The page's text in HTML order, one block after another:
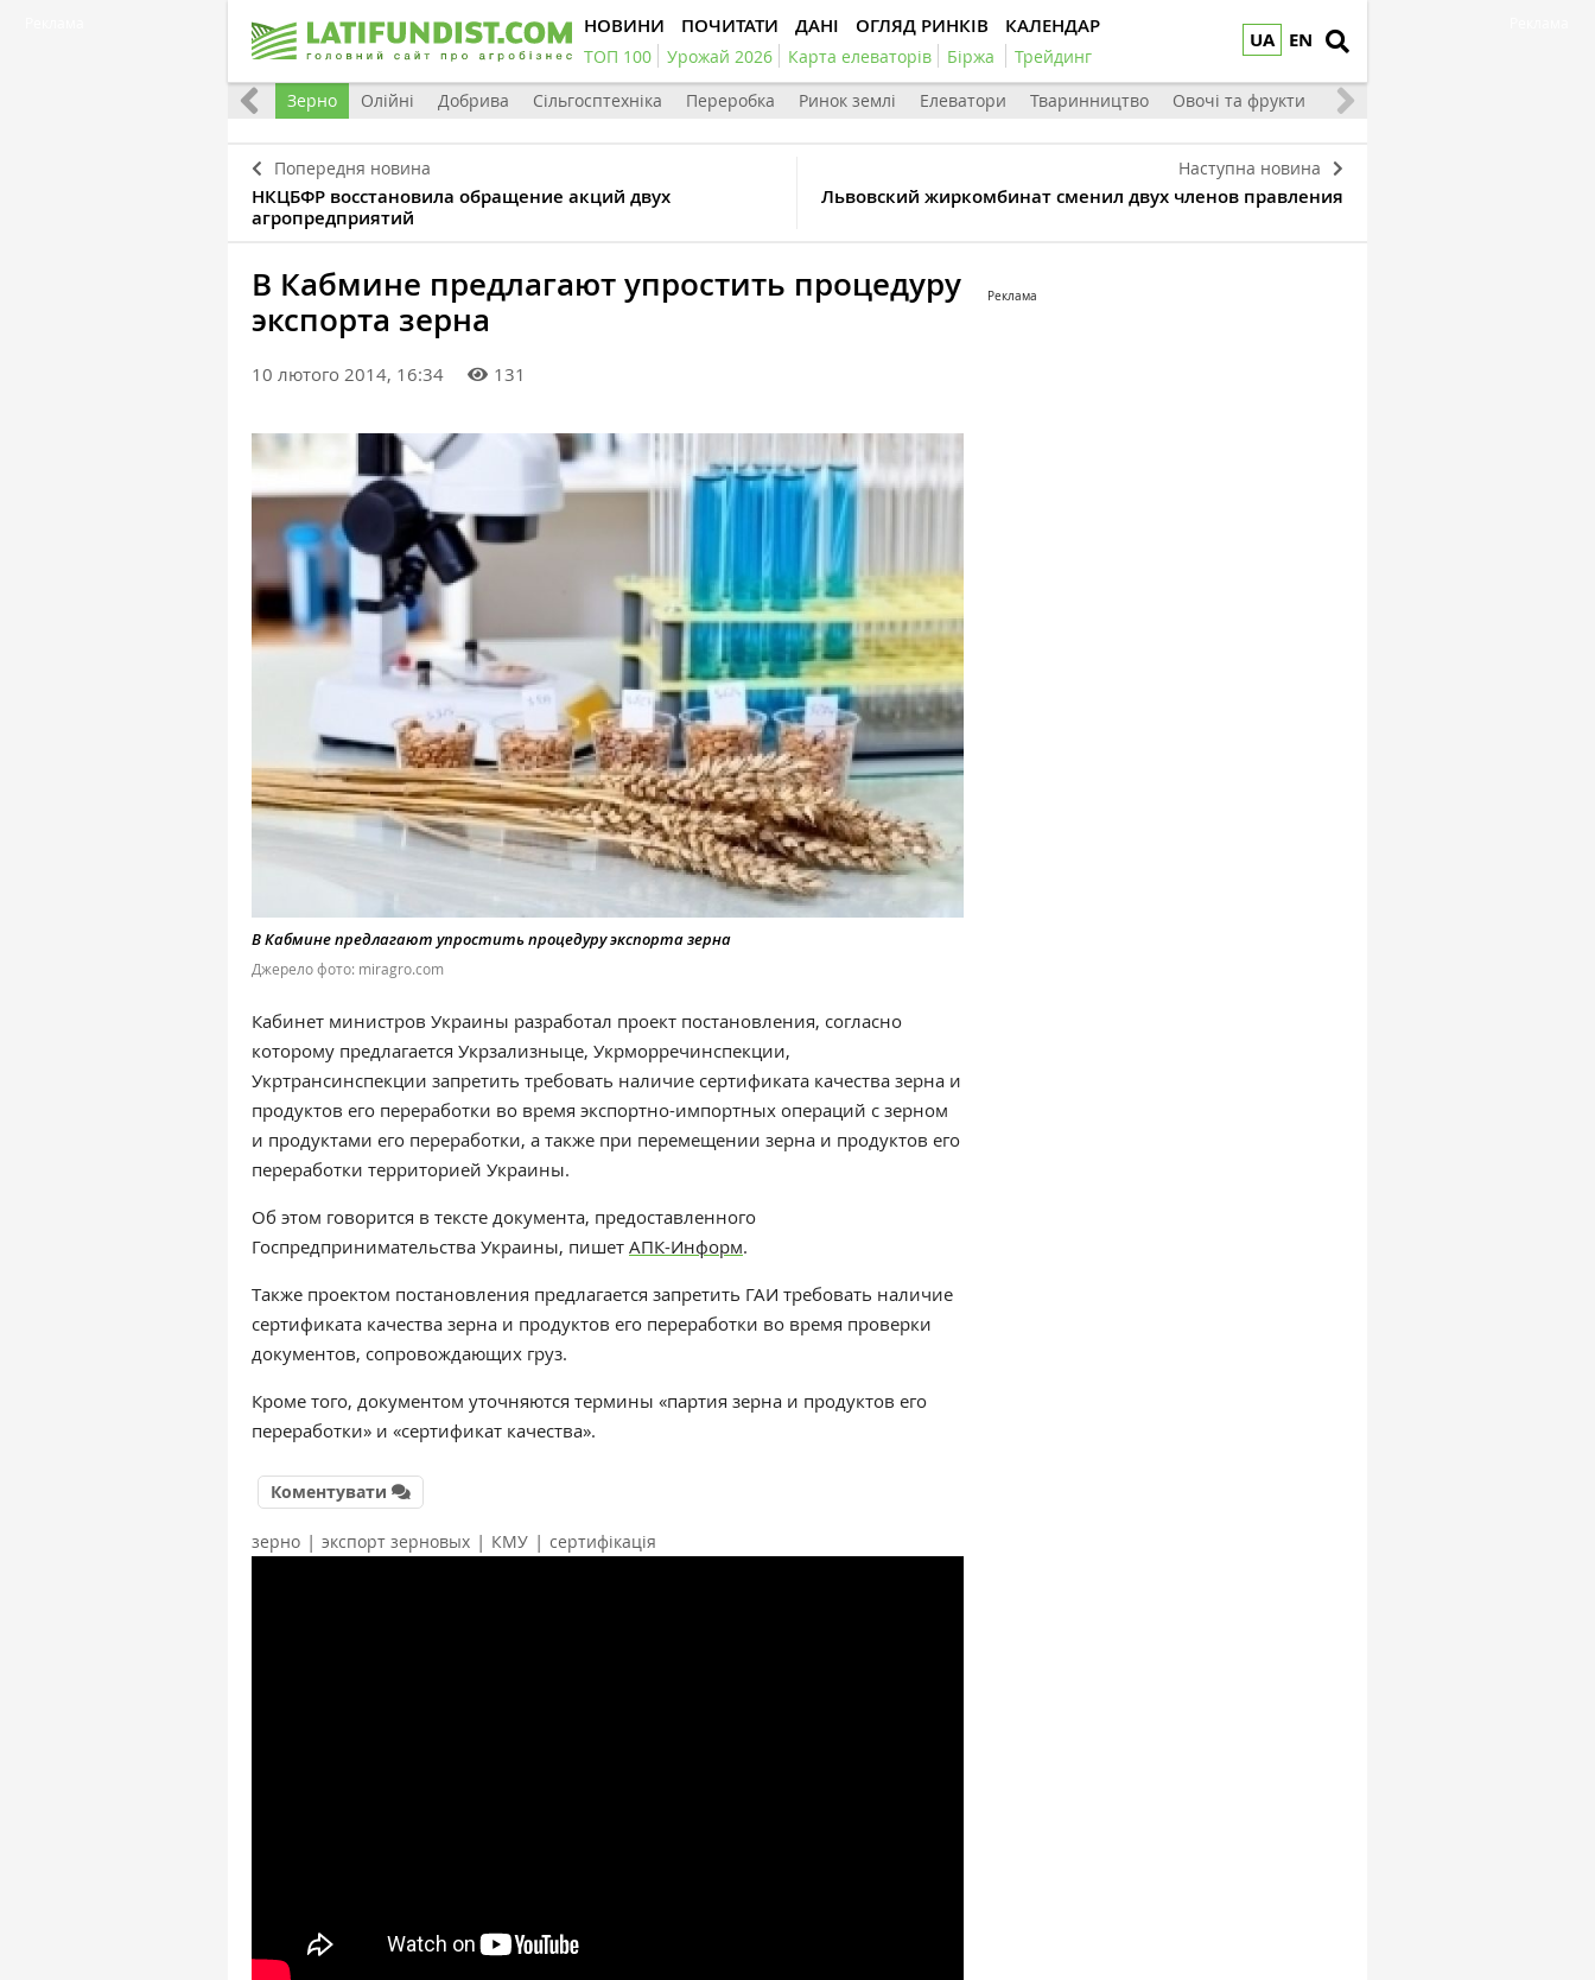
UA EN
НОВИНИ ПОЧИТАТИ ДАНІ ОГЛЯД РИНКІВ КАЛЕНДАР
ТОП 100 Урожай 2026 Карта елеваторів Біржа Трейдинг
Світ Зерно Олійні Добрива Сільгосптехніка Переробка Ринок землі Елеватори Тваринництво Овочі та фрукти
Попередня новина
НКЦБФР восстановила обращение акций двух
агропредприятий
Наступна новина
Львовский жиркомбинат сменил двух членов правления
В Кабмине предлагают упростить процедуру
экспорта зерна
10 лютого 2014, 16:34 131
В Кабмине предлагают упростить процедуру экспорта зерна
Джерело фото: miragro.com
Кабинет министров Украины разработал проект постановления, согласно
которому предлагается Укрзализныце, Укрморречинспекции,
Укртрансинспекции запретить требовать наличие сертификата качества зерна и
продуктов его переработки во время экспортно-импортных операций с зерном
и продуктами его переработки, а также при перемещении зерна и продуктов его
переработки территорией Украины.
Об этом говорится в тексте документа, предоставленного
Госпредпринимательства Украины, пишет АПК-Информ.
Также проектом постановления предлагается запретить ГАИ требовать наличие
сертификата качества зерна и продуктов его переработки во время проверки
документов, сопровождающих груз.
Кроме того, документом уточняются термины «партия зерна и продуктов его
переработки» и «сертификат качества».
Коментувати
зерно | экспорт зерновых | КМУ | сертифікація
Реклама